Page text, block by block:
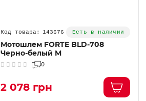
143676 Есть в наличии
Мотошлем FORTE BLD-708
Черно-белый M
0
2 078 грн